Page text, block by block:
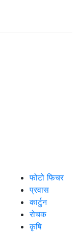
फोटो फिचर
प्रवास
कार्टुन
रोचक
कृषि